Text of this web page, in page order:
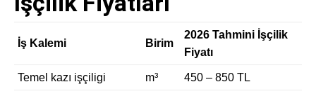
İş Kalemi Birim
2026 Tahmini İşçilik
Fiyatı
Temel kazı işçiligi m³ 450 – 850 TL